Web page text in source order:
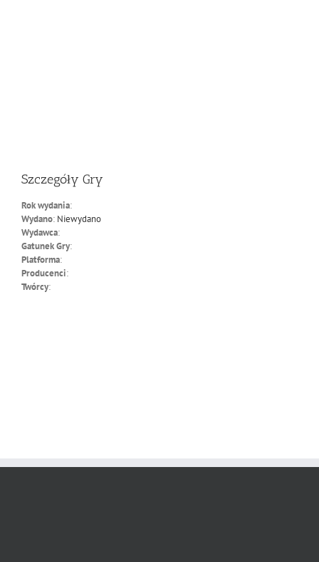
Szczegóły Gry
Rok wydania:
Wydano: Niewydano
Wydawca:
Gatunek Gry:
Platforma:
Producenci:
Twórcy: